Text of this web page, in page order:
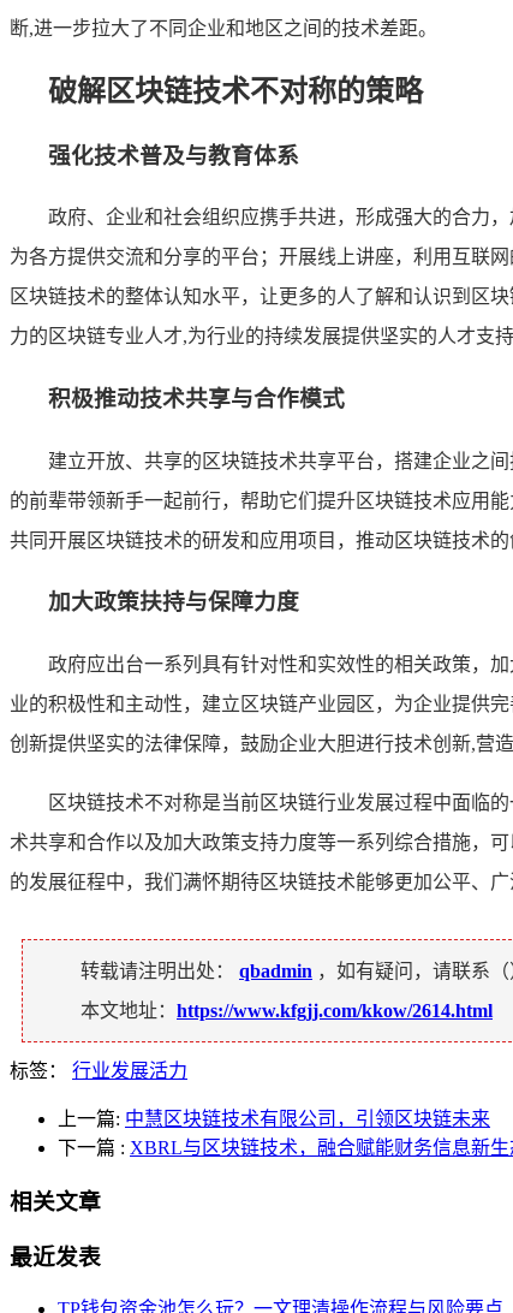
断,进一步拉大了不同企业和地区之间的技术差距。
破解区块链技术不对称的策略
强化技术普及与教育体系
政府、企业和社会组织应携手共进，形成强大的合力
为各方提供交流和分享的平台；开展线上讲座，利用互联
区块链技术的整体认知水平，让更多的人了解和认识到区
力的区块链专业人才,为行业的持续发展提供坚实的人才支持
积极推动技术共享与合作模式
建立开放、共享的区块链技术共享平台，搭建企业之
的前辈带领新手一起前行，帮助它们提升区块链技术应用
共同开展区块链技术的研发和应用项目，推动区块链技术的
加大政策扶持与保障力度
政府应出台一系列具有针对性和实效性的相关政策，
业的积极性和主动性，建立区块链产业园区，为企业提供
创新提供坚实的法律保障，鼓励企业大胆进行技术创新,营
区块链技术不对称是当前区块链行业发展过程中面临
术共享和合作以及加大政策支持力度等一系列综合措施，
的发展征程中，我们满怀期待区块链技术能够更加公平、
转载请注明出处： qbadmin ，如有疑问，请联系（
本文地址： https://www.kfgjj.com/kkow/2614.html
标签： 行业发展活力
上一篇: 中慧区块链技术有限公司，引领区块链未来
下一篇 : XBRL与区块链技术，融合赋能财务信息新生
相关文章
最近发表